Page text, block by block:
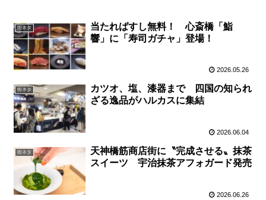
街ネタ
当たればすし無料！ 心斎橋「鮨
響」に「寿司ガチャ」登場！
2026.05.26
街ネタ
カツオ、塩、漆器まで 四国の知られ
ざる逸品がハルカスに集結
2026.06.04
街ネタ
天神橋筋商店街に〝完成させる〟抹茶
スイーツ 宇治抹茶アフォガード発売
2026.06.26